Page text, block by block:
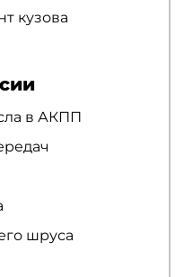
кузова
в АКПП
шруса